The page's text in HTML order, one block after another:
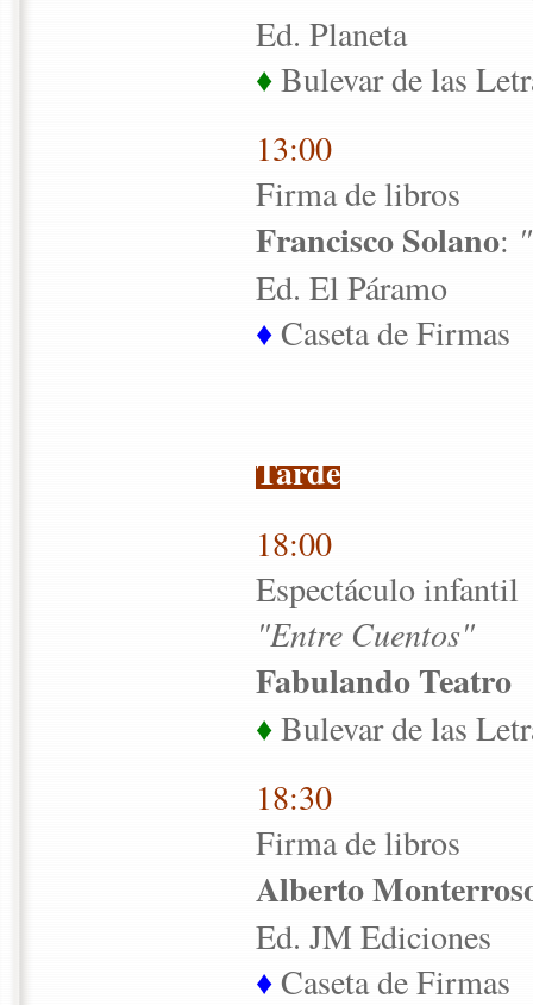
Ed. Planeta
♦Bulevar de las
13:00
Firma de libros
Francisco Solano:
Ed. El Páramo
♦Caseta de Firmas
Tarde
18:00
Espectáculo infantil
"Entre Cuentos"
Fabulando Teatro
♦Bulevar de las
18:30
Firma de libros
Alberto
Ed. JM Ediciones
♦Caseta de Firmas